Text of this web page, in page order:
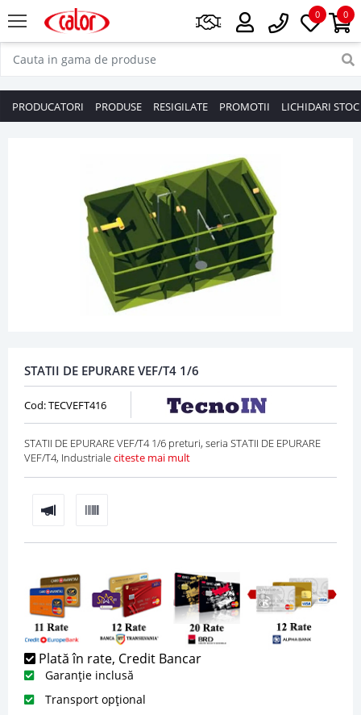
0
0
PRODUCATORI PRODUSE RESIGILATE PROMOTII LICHIDARI STOC
STATII DE EPURARE VEF/T4 1/6
Cod: TECVEFT416
STATII DE EPURARE VEF/T4 1/6 preturi, seria STATII DE EPURARE
VEF/T4, Industrialeciteste mai mult
Plată în rate, Credit Bancar
Garanție inclusă
Transport opțional